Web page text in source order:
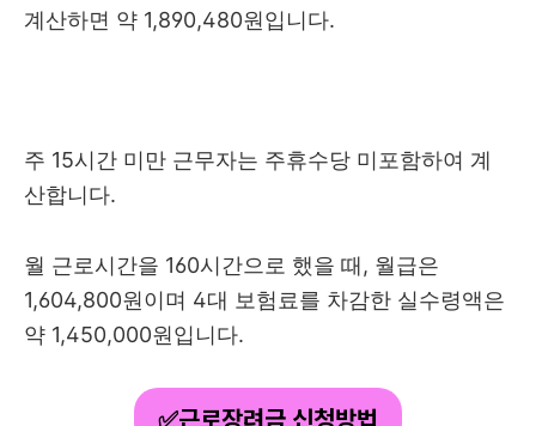
계산하면 약 1,890,480원입니다.
주 15시간 미만 근무자는 주휴수당 미포함하여 계
산합니다.
월 근로시간을 160시간으로 했을 때, 월급은
1,604,800원이며 4대 보험료를 차감한 실수령액은
약 1,450,000원입니다.
✅근로장려금 신청방법